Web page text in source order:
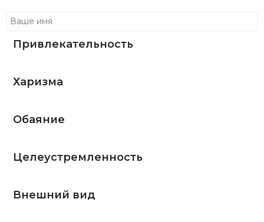
Привлекательность
Харизма
Обаяние
Целеустремленность
Внешний вид